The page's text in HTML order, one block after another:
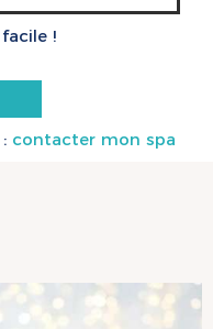
!
contacter mon spa